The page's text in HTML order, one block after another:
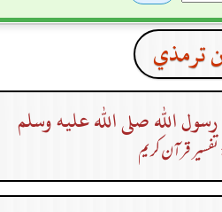
ترمذي
الله صلى الله عليه وسلم
قرآن کریم